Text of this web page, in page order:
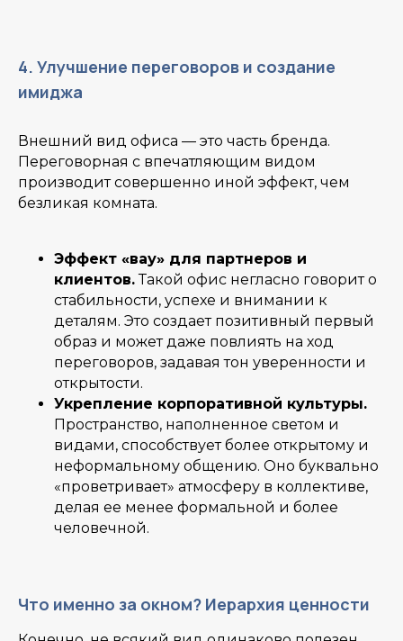
4. Улучшение переговоров и создание
имиджа
Внешний вид офиса — это часть бренда.
Переговорная с впечатляющим видом
производит совершенно иной эффект, чем
безликая комната.
Эффект «вау» для партнеров и
клиентов.Такой офис негласно говорит о
стабильности, успехе и внимании к
деталям. Это создает позитивный первый
образ и может даже повлиять на ход
переговоров, задавая тон уверенности и
открытости.
Укрепление корпоративной культуры.
Пространство, наполненное светом и
видами, способствует более открытому и
неформальному общению. Оно буквально
«проветривает» атмосферу в коллективе,
делая ее менее формальной и более
человечной.
Что именно за окном? Иерархия ценности